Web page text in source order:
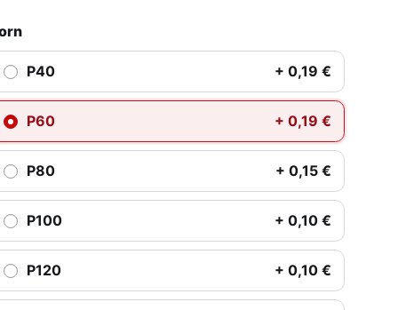
P40 + 0,19 €
P60 + 0,19 €
P80 + 0,15 €
P100 + 0,10 €
P120 + 0,10 €